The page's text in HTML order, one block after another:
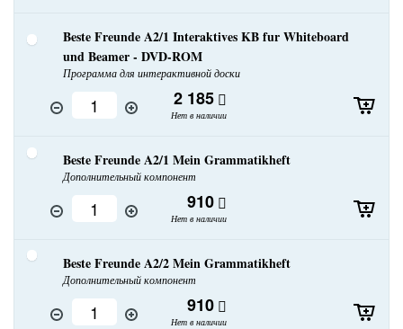
Beste Freunde A2/1 Interaktives KB fur Whiteboard
und Beamer - DVD-ROM
Программа для интерактивной доски
2 185
Нет в наличии
Beste Freunde A2/1 Mein Grammatikheft
Дополнительный компонент
910
Нет в наличии
Beste Freunde A2/2 Mein Grammatikheft
Дополнительный компонент
910
Нет в наличии